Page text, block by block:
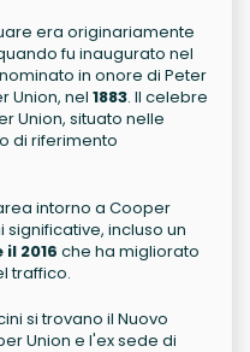
era originariamente
fu inaugurato nel
in onore di Peter
Union, nel 1883. Il celebre
Union, situato nelle
di riferimento
intorno a Cooper
incluso un
il 2016 che ha migliorato
traffico.
si trovano il Nuovo
Union e l'ex sede di